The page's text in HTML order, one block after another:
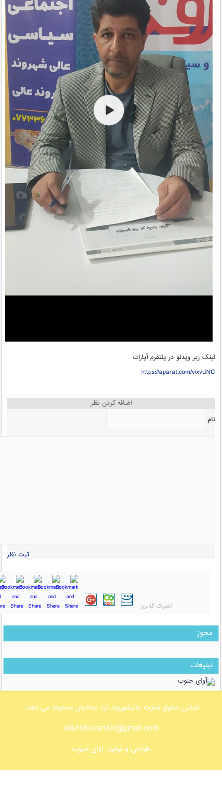
لینک زیر ویدئو در پلتفرم آپارات
https://aparat.com/v/xvUNC
اضافه کردن نظر
نام
ثبت نظر
اشتراک گذاری :
مجوز
تبلیغات
تمامی حقوق سایت عالیشهروند نزد صاحبان محفوظ می باشد.
alishshevand.ir@gmail.com
طراحی و تولید:آوای جنوب